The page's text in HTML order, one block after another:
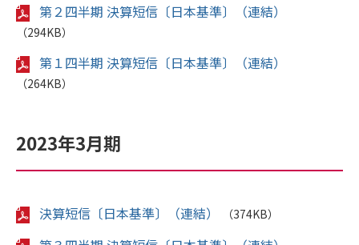
第２四半期 決算短信〔日本基準〕（連結）
（294KB）
第１四半期 決算短信〔日本基準〕（連結）
（264KB）
2023年3月期
決算短信〔日本基準〕（連結） （374KB）